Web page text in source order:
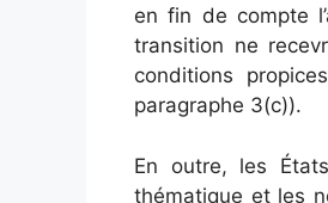
en fin de compte
transition ne
conditions
paragraphe 3(c)).
En outre, les
thématique et les